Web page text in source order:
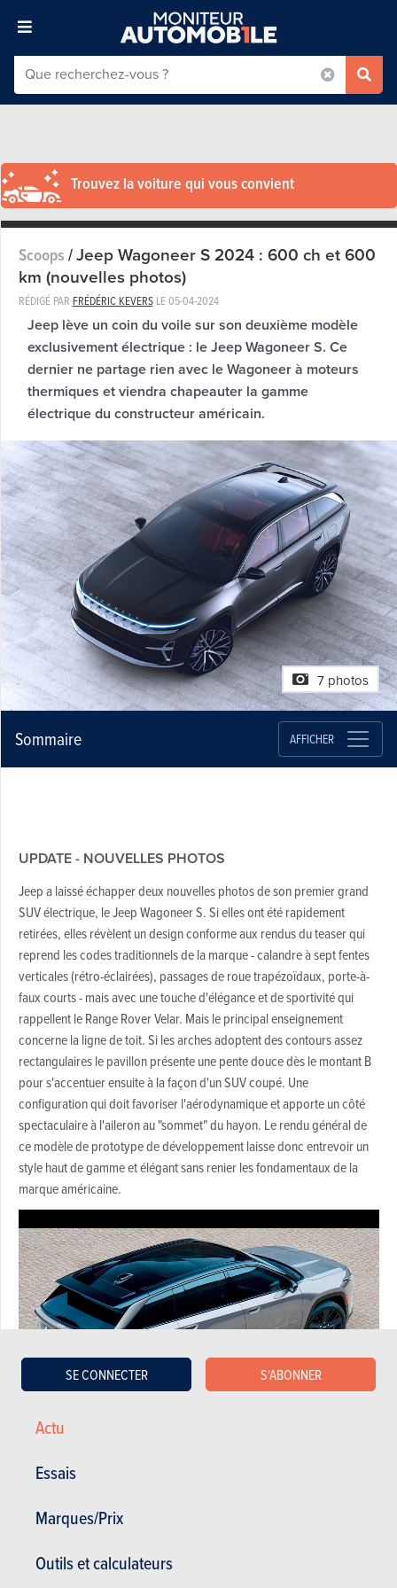
Actu
Essais
Marques/Prix
Outils et calculateurs
SE CONNECTER S'ABONNER
Trouvez la voiture qui vous convient
Scoops/Jeep Wagoneer S 2024 : 600 ch et 600
km (nouvelles photos)
RÉDIGÉ PAR FRÉDÉRIC KEVERSLE05-04-2024
Jeep lève un coin du voile sur son deuxième modèle
exclusivement électrique : le Jeep Wagoneer S. Ce
dernier ne partage rien avec le Wagoneer à moteurs
thermiques et viendra chapeauter la gamme
électrique du constructeur américain.
7 photos
Sommaire AFFICHER
UPDATE - NOUVELLES PHOTOS
Jeep a laissé échapper deux nouvelles photos de son premier grand
SUV électrique, le Jeep Wagoneer S. Si elles ont été rapidement
retirées, elles révèlent un design conforme aux rendus du teaser qui
reprend les codes traditionnels de la marque - calandre à sept fentes
verticales (rétro-éclairées), passages de roue trapézoïdaux, porte-à-
faux courts - mais avec une touche d'élégance et de sportivité qui
rappellent le Range Rover Velar. Mais le principal enseignement
concerne la ligne de toit. Si les arches adoptent des contours assez
rectangulaires le pavillon présente une pente douce dès le montant B
pour s'accentuer ensuite à la façon d'un SUV coupé. Une
configuration qui doit favoriser l'aérodynamique et apporte un côté
spectaculaire à l'aileron au "sommet" du hayon. Le rendu général de
ce modèle de prototype de développement laisse donc entrevoir un
style haut de gamme et élégant sans renier les fondamentaux de la
marque américaine.
Après laJeep Avenger,
au sommet de la gamme, comme l'indique son appellation.
Si l'on s'en réfère à la communication de Jeep, le Wagoneer S fera la